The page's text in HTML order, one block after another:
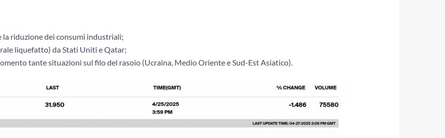
la riduzione dei consumi industriali;
liquefatto) da Stati Uniti e Qatar;
tante situazioni sul filo del rasoio (Ucraina, Medio Oriente e Sud-Est Asiatico).